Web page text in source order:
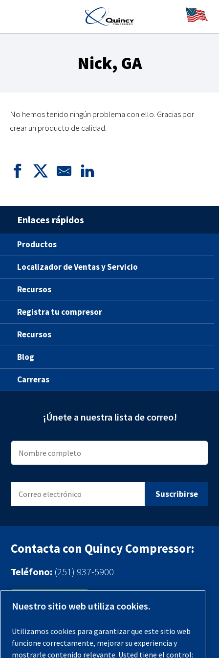
Nick, GA
No hemos tenido ningún problema con ello. Gracias por
crear un producto de calidad.
Enlaces rápidos
Productos
Localizador de Ventas y Servicio
Recursos
Registra tu compresor
Recursos
Blog
Carreras
¡Únete a nuestra lista de correo!
Contacta con Quincy Compressor:
Teléfono: (251) 937-5900
Contáctenos
Registra tu compresor
Aviso legal
Nuestro sitio web utiliza cookies.
Utilizamos cookies para garantizar que este sitio web
funcione correctamente, mejorar su experiencia y
mostrarle contenido relevante. Usted tiene el control: